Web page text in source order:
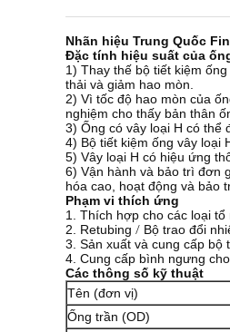
Nhãn hiệu Trung Quốc
Đặc tính hiệu suất của
1) Thay thế bộ tiết kiệm
thải và giảm hao mòn.
2) Vì tốc độ hao mòn của
nghiệm cho thấy bản thân
3) Ống có vây loại H có thể
4) Bộ tiết kiệm ống vây loại
5) Vây loại H có hiệu ứng
6) Vận hành và bảo trì đơn
hóa cao, hoạt động và bảo
Phạm vi thích ứng
1. Thích hợp cho các loại
2. Retubing / Bộ trao đổi
3. Sản xuất và cung cấp bộ
4. Cung cấp bình ngưng
Các thông số kỹ thuật
Tên (đơn vị)
Ống trần (OD)